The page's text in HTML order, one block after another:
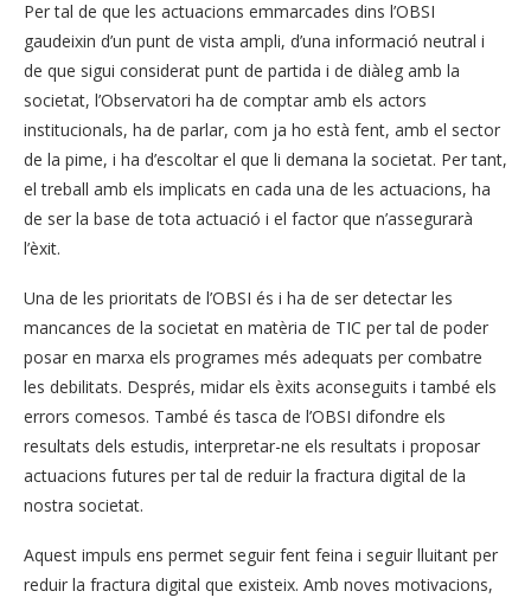
Per tal de que les actuacions emmarcades dins l’OBSI
gaudeixin d’un punt de vista ampli, d’una informació neutral i
de que sigui considerat punt de partida i de diàleg amb la
societat, l’Observatori ha de comptar amb els actors
institucionals, ha de parlar, com ja ho està fent, amb el sector
de la pime, i ha d’escoltar el que li demana la societat. Per tant,
el treball amb els implicats en cada una de les actuacions, ha
de ser la base de tota actuació i el factor que n’assegurarà
l’èxit.
Una de les prioritats de l’OBSI és i ha de ser detectar les
mancances de la societat en matèria de TIC per tal de poder
posar en marxa els programes més adequats per combatre
les debilitats. Després, midar els èxits aconseguits i també els
errors comesos. També és tasca de l’OBSI difondre els
resultats dels estudis, interpretar-ne els resultats i proposar
actuacions futures per tal de reduir la fractura digital de la
nostra societat.
Aquest impuls ens permet seguir fent feina i seguir lluitant per
reduir la fractura digital que existeix. Amb noves motivacions,